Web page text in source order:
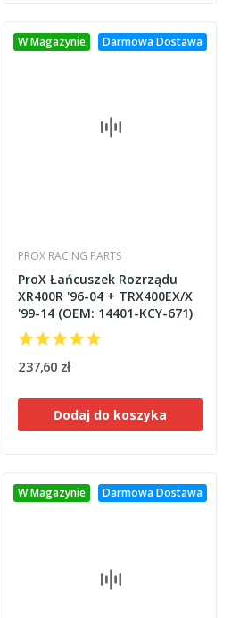
W Magazynie Darmowa Dostawa
PROX RACING PARTS
ProX Łańcuszek Rozrządu
XR400R '96-04 + TRX400EX/X
'99-14 (OEM: 14401-KCY-671)
237,60 zł
Dodaj do koszyka
W Magazynie Darmowa Dostawa